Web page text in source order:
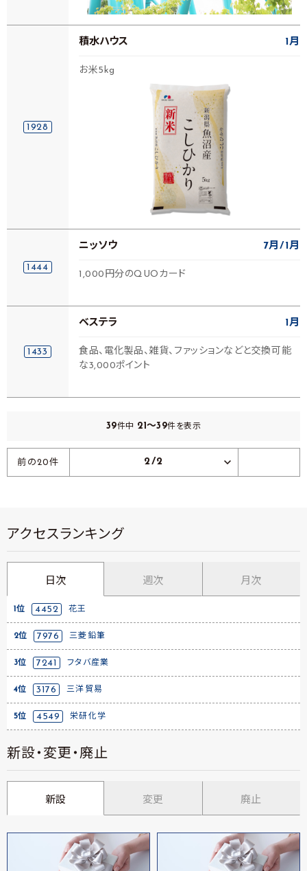
1928
積水ハウス 1月
お米5kg
1444
ニッソウ 7月 1月
1,000円分のQUOカード
1433
ベステラ 1月
食品、電化製品、雑貨、ファッションなどと交換可能
な3,000ポイント
39件中 21～39件を表示
前の20件 2/2
アクセスランキング
日次 週次 月次
1位 4452 花王
2位 7976 三菱鉛筆
3位 7241 フタバ産業
4位 3176 三洋貿易
5位 4549 栄研化学
新設・変更・廃止
新設 変更 廃止